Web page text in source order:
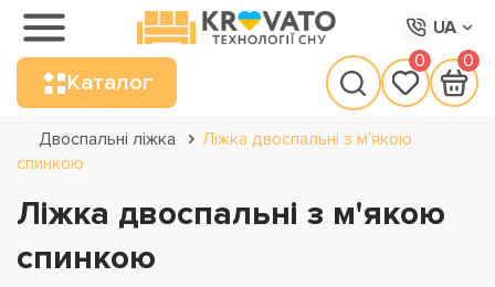
UA
Каталог
0 0
Двоспальні ліжка
Ліжка двоспальні з м'якою
спинкою
Ліжка двоспальні з м'якою
спинкою